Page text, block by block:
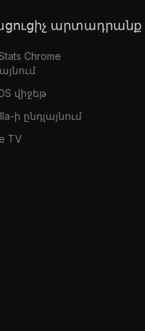
արտադրանք
Chrome
վիջեթ
ի ընդլայնում
TV